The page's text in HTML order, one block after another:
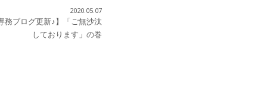
2020.05.07
務ブログ更新♪】「ご無沙汰
しております」の巻